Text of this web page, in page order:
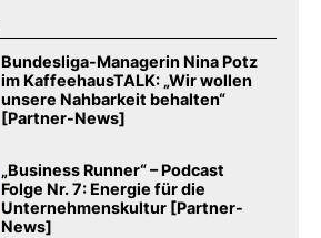
Bundesliga-Managerin Nina Potz
im KaffeehausTALK: „Wir wollen
unsere Nahbarkeit behalten“
[Partner-News]
„Business Runner“ – Podcast
Folge Nr. 7: Energie für die
Unternehmenskultur [Partner-
News]